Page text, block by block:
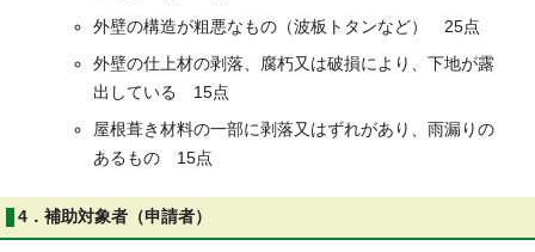
外壁の構造が粗悪なもの（波板トタンなど） 25点
外壁の仕上材の剥落、腐朽又は破損により、下地が露
出している 15点
屋根葺き材料の一部に剥落又はずれがあり、雨漏りの
あるもの 15点
4．補助対象者（申請者）